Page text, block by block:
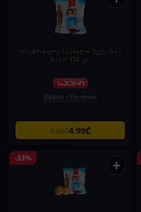
ორცხობილა /ტკბილი ქვეყანა /
ხაჭო 350 გრ
Вафли / Печенье
7.95₾4.99₾
-33% +